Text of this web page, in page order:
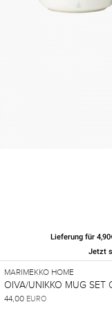
Lieferung für
Jetzt
MARIMEKKO HOME
OIVA/UNIKKO MUG SET
44,00 EURO